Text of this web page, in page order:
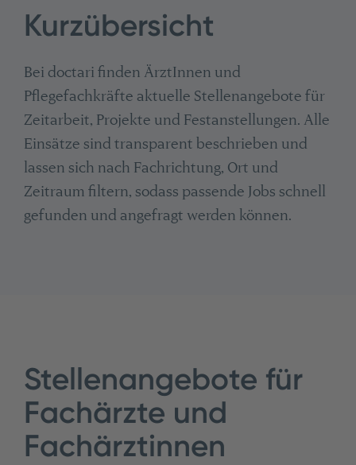
Kurzübersicht
Bei doctari finden ÄrztInnen und
Pflegefachkräfte aktuelle Stellenangebote für
Zeitarbeit, Projekte und Festanstellungen. Alle
Einsätze sind transparent beschrieben und
lassen sich nach Fachrichtung, Ort und
Zeitraum filtern, sodass passende Jobs schnell
gefunden und angefragt werden können.
Stellenangebote für
Fachärzte und
Fachärztinnen